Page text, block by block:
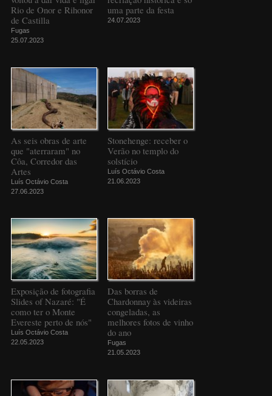
Rio de Onor e Rihonor
de Castilla
Fugas
25.07.2023
uma parte da festa
24.07.2023
As seis obras de arte
que "aterraram" no
Côa, Corredor das
Artes
Luís Octávio Costa
27.06.2023
Stonehenge: receber o
Verão no templo do
solstício
Luís Octávio Costa
21.06.2023
Exposição de fotografia
Slides of Nazaré: "É
como ter o Monte
Evereste perto de nós"
Luís Octávio Costa
22.05.2023
Das borras de
Chardonnay às videiras
congeladas, as
melhores fotos de vinho
do ano
Fugas
21.05.2023